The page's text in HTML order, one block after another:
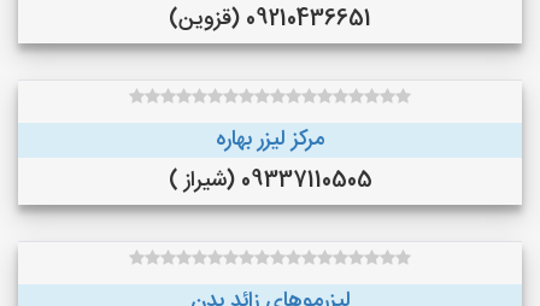
09210436651 (قزوین)
مرکز لیزر بهاره
09337110505 (شیراز )